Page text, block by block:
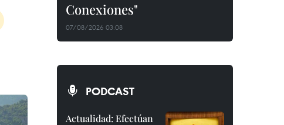
Conexiones"
07/08/2026 03:08
PODCAST
Actualidad: Efectúan